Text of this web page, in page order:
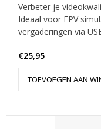
Verbeter je
Ideaal voor FPV
vergaderingen via
€25,95
TOEVOEGEN AAN